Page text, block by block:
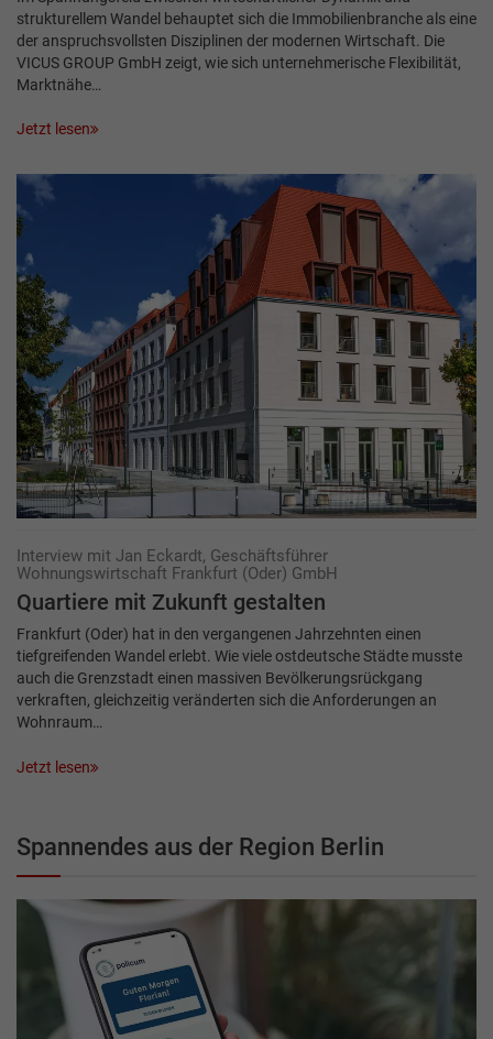
strukturellem Wandel behauptet sich die Immobilienbranche als eine
der anspruchsvollsten Disziplinen der modernen Wirtschaft. Die
VICUS GROUP GmbH zeigt, wie sich unternehmerische Flexibilität,
Marktnähe…
Jetzt lesen
Interview mit Jan Eckardt, Geschäftsführer
Wohnungswirtschaft Frankfurt (Oder) GmbH
Quartiere mit Zukunft ­gestalten
Frankfurt (Oder) hat in den vergangenen Jahrzehnten einen
tiefgreifenden Wandel erlebt. Wie viele ostdeutsche Städte musste
auch die Grenzstadt einen massiven Bevölkerungsrückgang
verkraften, gleichzeitig veränderten sich die Anforderungen an
Wohnraum…
Jetzt lesen
Spannendes aus der Region Berlin